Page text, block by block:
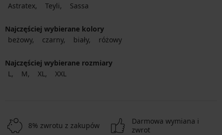
Astratex
Teyli Sassa
Najczęściej wybierane kolory
beżowy
czarny biały różowy
Najczęściej wybierane rozmiary
L
M XL XXL
8% zwrotu z zakupów
Darmowa wymiana i
zwrot